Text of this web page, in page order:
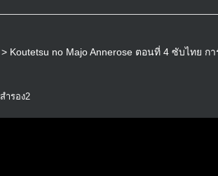
> Koutetsu no Majo Annerose ตอนที่ 4 ซับไทย
สำรอง2